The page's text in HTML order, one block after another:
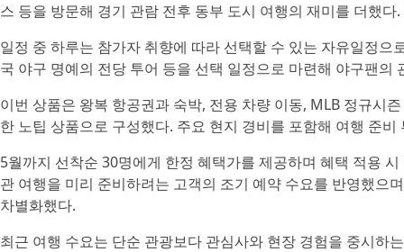
스 등을 방문해 경기 관람 전후 동부 도시 여행의 재미를 더했다.
일정 중 하루는 참가자 취향에 따라 선택할 수 있는 자유일정
국 야구 명예의 전당 투어 등을 선택 일정으로 마련해 야구팬의
이번 상품은 왕복 항공권과 숙박, 전용 차량 이동, MLB 정규시
한 노팁 상품으로 구성했다. 주요 현지 경비를 포함해 여행 준
5월까지 선착순 30명에게 한정 혜택가를 제공하며 혜택 적용
관 여행을 미리 준비하려는 고객의 조기 예약 수요를 반영했으
차별화했다.
최근 여행 수요는 단순 관광보다 관심사와 현장 경험을 중시하